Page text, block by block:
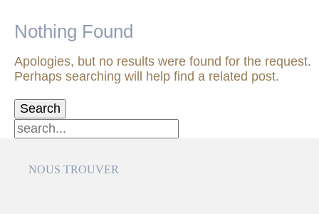
Nothing Found
Apologies, but no results were found for the request.
Perhaps searching will help find a related post.
NOUS TROUVER